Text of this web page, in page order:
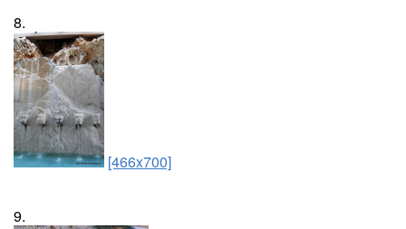
8.
[466x700]
9.